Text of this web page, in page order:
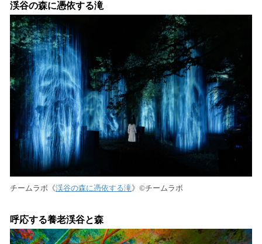
渓谷の森に憑依する滝
チームラボ《渓谷の森に憑依する滝》©︎チームラボ
呼応する養老渓谷と森